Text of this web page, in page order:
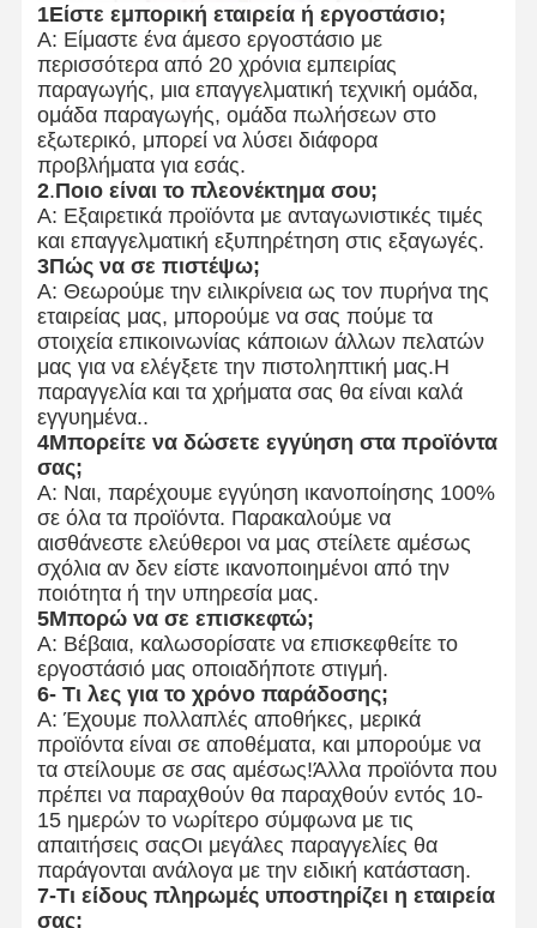
1Είστε εμπορική εταιρεία ή εργοστάσιο;
Α: Είμαστε ένα άμεσο εργοστάσιο με
περισσότερα από 20 χρόνια εμπειρίας
παραγωγής, μια επαγγελματική τεχνική ομάδα,
ομάδα παραγωγής, ομάδα πωλήσεων στο
εξωτερικό, μπορεί να λύσει διάφορα
προβλήματα για εσάς.
2.Ποιο είναι το πλεονέκτημα σου;
Α: Εξαιρετικά προϊόντα με ανταγωνιστικές τιμές
και επαγγελματική εξυπηρέτηση στις εξαγωγές.
3Πώς να σε πιστέψω;
Α: Θεωρούμε την ειλικρίνεια ως τον πυρήνα της
εταιρείας μας, μπορούμε να σας πούμε τα
στοιχεία επικοινωνίας κάποιων άλλων πελατών
μας για να ελέγξετε την πιστοληπτική μας.Η
παραγγελία και τα χρήματα σας θα είναι καλά
εγγυημένα..
4Μπορείτε να δώσετε εγγύηση στα προϊόντα
σας;
Α: Ναι, παρέχουμε εγγύηση ικανοποίησης 100%
σε όλα τα προϊόντα. Παρακαλούμε να
αισθάνεστε ελεύθεροι να μας στείλετε αμέσως
σχόλια αν δεν είστε ικανοποιημένοι από την
ποιότητα ή την υπηρεσία μας.
5Μπορώ να σε επισκεφτώ;
Α: Βέβαια, καλωσορίσατε να επισκεφθείτε το
εργοστάσιό μας οποιαδήποτε στιγμή.
6- Τι λες για το χρόνο παράδοσης;
Α: Έχουμε πολλαπλές αποθήκες, μερικά
προϊόντα είναι σε αποθέματα, και μπορούμε να
τα στείλουμε σε σας αμέσως!Άλλα προϊόντα που
πρέπει να παραχθούν θα παραχθούν εντός 10-
15 ημερών το νωρίτερο σύμφωνα με τις
απαιτήσεις σαςΟι μεγάλες παραγγελίες θα
παράγονται ανάλογα με την ειδική κατάσταση.
7-Τι είδους πληρωμές υποστηρίζει η εταιρεία
σας;